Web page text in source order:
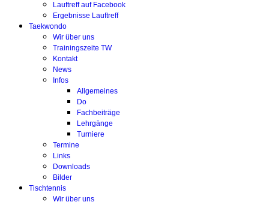
Lauftreff auf Facebook
Ergebnisse Lauftreff
Taekwondo
Wir über uns
Trainingszeite TW
Kontakt
News
Infos
Allgemeines
Do
Fachbeiträge
Lehrgänge
Turniere
Termine
Links
Downloads
Bilder
Tischtennis
Wir über uns